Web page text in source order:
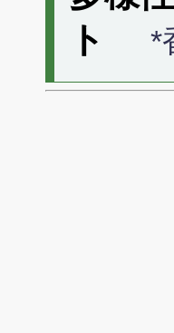
ト
*